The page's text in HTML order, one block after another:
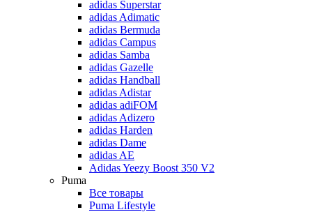
adidas Superstar
adidas Adimatic
adidas Bermuda
adidas Campus
adidas Samba
adidas Gazelle
adidas Handball
adidas Adistar
adidas adiFOM
adidas Adizero
adidas Harden
adidas Dame
adidas AE
Adidas Yeezy Boost 350 V2
Puma
Все товары
Puma Lifestyle